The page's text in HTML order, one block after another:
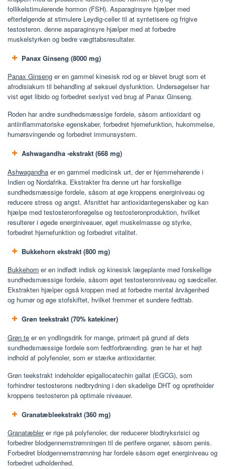
follikelstimulerende hormon (FSH). Asparaginsyre hjælper med
efterfølgende at stimulere Leydig-celler til at syntetisere og frigive
testosteron. denne asparaginsyre hjælper med at forbedre
muskelstyrken og bedre vægttabsresultater.
Panax Ginseng (8000 mg)
Panax Ginseng er en gammel kinesisk rod og er blevet brugt som et
afrodisiakum til behandling af seksuel dysfunktion. Undersøgelser har
vist øget libido og forbedret sexlyst ved brug af Panax Ginseng.
Roden har andre sundhedsmæssige fordele, såsom antioxidant og
antiinflammatoriske egenskaber, forbedret hjernefunktion, hukommelse,
humørsvingende og forbedret immunsystem.
Ashwagandha -ekstrakt (668 mg)
Ashwagandha er en gammel medicinsk urt, der er hjemmehørende i
Indien og Nordafrika. Ekstrakter fra denne urt har forskellige
sundhedsmæssige fordele, såsom at øge kroppens energiniveau og
reducere stress og angst. Afsnittet har antioxidantegenskaber og kan
hjælpe med testosteronforøgelse og testosteronproduktion, hvilket
resulterer i øgede energiniveauer, øget muskelmasse og styrke,
forbedret hjernefunktion og forbedret vitalitet.
Bukkehorn ekstrakt (800 mg)
Bukkehorn er en indfødt indisk og kinesisk lægeplante med forskellige
sundhedsmæssige fordele, såsom øget testosteronniveau og sædceller.
Ekstrakten hjælper også kroppen med at forbedre mental årvågenhed
og humør og øge stofskiftet, hvilket fremmer et sundere fedttab.
Grøn teekstrakt (70% katekiner)
Grøn te er en yndlingsdrik for mange, primært på grund af dets
sundhedsmæssige fordele som fedtforbrænding. grøn te har et højt
indhold af polyfenoler, som er stærke antioxidanter.
Grøn teekstrakt indeholder epigallocatechin gallat (EGCG), som
forhindrer testosterons nedbrydning i den skadelige DHT og opretholder
kroppens testosteron på optimale niveauer.
Granatæbleekstrakt (360 mg)
Granatæblerer rige på polyfenoler, der reducerer blodtryksrisici og
forbedrer blodgennemstrømningen til de perifere organer, såsom penis.
Forbedret blodgennemstrømning har fordele såsom øget energiniveau og
forbedret udholdenhed.